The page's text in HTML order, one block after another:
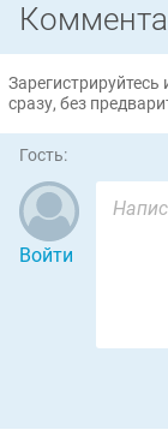
сразу, без
Гость:
Войти